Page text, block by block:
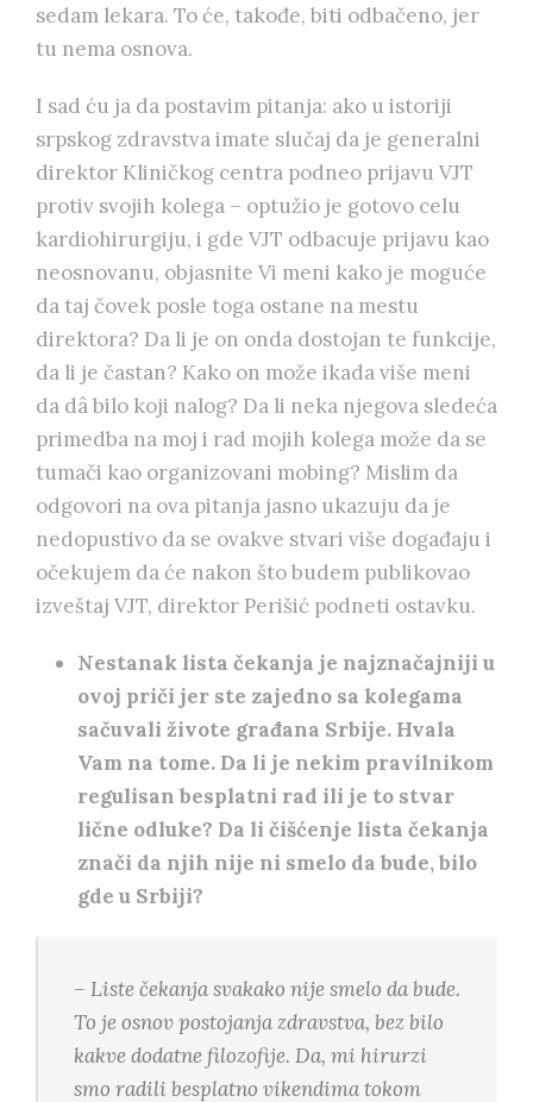
sedam lekara. To će, takođe, biti odbačeno, jer
tu nema osnova.
I sad ću ja da postavim pitanja: ako u istoriji
srpskog zdravstva imate slučaj da je generalni
direktor Kliničkog centra podneo prijavu VJT
protiv svojih kolega – optužio je gotovo celu
kardiohirurgiju, i gde VJT odbacuje prijavu kao
neosnovanu, objasnite Vi meni kako je moguće
da taj čovek posle toga ostane na mestu
direktora? Da li je on onda dostojan te funkcije,
da li je častan? Kako on može ikada više meni
da dâ bilo koji nalog? Da li neka njegova sledeća
primedba na moj i rad mojih kolega može da se
tumači kao organizovani mobing? Mislim da
odgovori na ova pitanja jasno ukazuju da je
nedopustivo da se ovakve stvari više događaju i
očekujem da će nakon što budem publikovao
izveštaj VJT, direktor Perišić podneti ostavku.
Nestanak lista čekanja je najznačajniji u
ovoj priči jer ste zajedno sa kolegama
sačuvali živote građana Srbije. Hvala
Vam na tome. Da li je nekim pravilnikom
regulisan besplatni rad ili je to stvar
lične odluke? Da li čišćenje lista čekanja
znači da njih nije ni smelo da bude, bilo
gde u Srbiji?
– Liste čekanja svakako nije smelo da bude.
To je osnov postojanja zdravstva, bez bilo
kakve dodatne filozofije. Da, mi hirurzi
smo radili besplatno vikendima tokom